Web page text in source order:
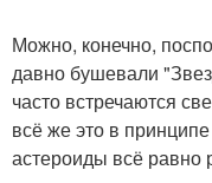
Можно, конечно,
давно бушевали
часто встречаются
всё же это в
астероиды всё равно